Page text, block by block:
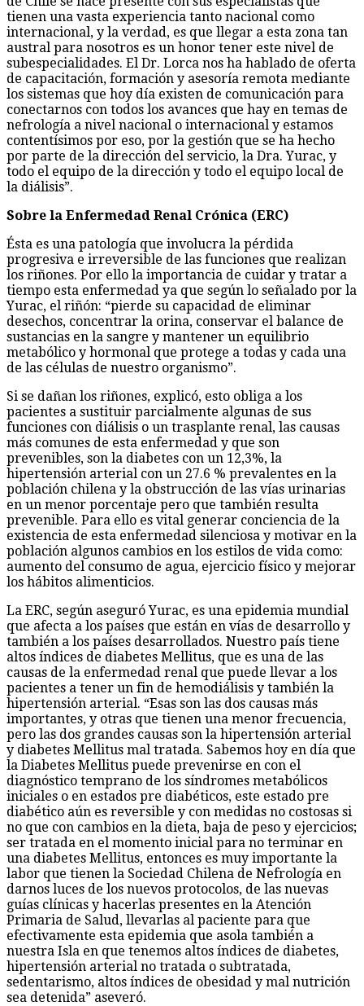
tienen una vasta experiencia tanto nacional como
internacional, y la verdad, es que llegar a esta zona tan
austral para nosotros es un honor tener este nivel de
subespecialidades. El Dr. Lorca nos ha hablado de oferta
de capacitación, formación y asesoría remota mediante
los sistemas que hoy día existen de comunicación para
conectarnos con todos los avances que hay en temas de
nefrología a nivel nacional o internacional y estamos
contentísimos por eso, por la gestión que se ha hecho
por parte de la dirección del servicio, la Dra. Yurac, y
todo el equipo de la dirección y todo el equipo local de
la diálisis”.
Sobre la Enfermedad Renal Crónica (ERC)
Ésta es una patología que involucra la pérdida
progresiva e irreversible de las funciones que realizan
los riñones. Por ello la importancia de cuidar y tratar a
tiempo esta enfermedad ya que según lo señalado por la
Yurac, el riñón: “pierde su capacidad de eliminar
desechos, concentrar la orina, conservar el balance de
sustancias en la sangre y mantener un equilibrio
metabólico y hormonal que protege a todas y cada una
de las células de nuestro organismo”.
Si se dañan los riñones, explicó, esto obliga a los
pacientes a sustituir parcialmente algunas de sus
funciones con diálisis o un trasplante renal, las causas
más comunes de esta enfermedad y que son
prevenibles, son la diabetes con un 12,3%, la
hipertensión arterial con un 27.6 % prevalentes en la
población chilena y la obstrucción de las vías urinarias
en un menor porcentaje pero que también resulta
prevenible. Para ello es vital generar conciencia de la
existencia de esta enfermedad silenciosa y motivar en la
población algunos cambios en los estilos de vida como:
aumento del consumo de agua, ejercicio físico y mejorar
los hábitos alimenticios.
La ERC, según aseguró Yurac, es una epidemia mundial
que afecta a los países que están en vías de desarrollo y
también a los países desarrollados. Nuestro país tiene
altos índices de diabetes Mellitus, que es una de las
causas de la enfermedad renal que puede llevar a los
pacientes a tener un fin de hemodiálisis y también la
hipertensión arterial. “Esas son las dos causas más
importantes, y otras que tienen una menor frecuencia,
pero las dos grandes causas son la hipertensión arterial
y diabetes Mellitus mal tratada. Sabemos hoy en día que
la Diabetes Mellitus puede prevenirse en con el
diagnóstico temprano de los síndromes metabólicos
iniciales o en estados pre diabéticos, este estado pre
diabético aún es reversible y con medidas no costosas si
no que con cambios en la dieta, baja de peso y ejercicios;
ser tratada en el momento inicial para no terminar en
una diabetes Mellitus, entonces es muy importante la
labor que tienen la Sociedad Chilena de Nefrología en
darnos luces de los nuevos protocolos, de las nuevas
guías clínicas y hacerlas presentes en la Atención
Primaria de Salud, llevarlas al paciente para que
efectivamente esta epidemia que asola también a
nuestra Isla en que tenemos altos índices de diabetes,
hipertensión arterial no tratada o subtratada,
sedentarismo, altos índices de obesidad y mal nutrición
sea detenida” aseveró.